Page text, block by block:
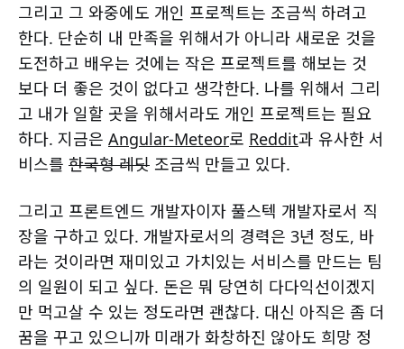
그리고 그 와중에도 개인 프로젝트는 조금씩 하려고
한다. 단순히 내 만족을 위해서가 아니라 새로운 것을
도전하고 배우는 것에는 작은 프로젝트를 해보는 것
보다 더 좋은 것이 없다고 생각한다. 나를 위해서 그리
고 내가 일할 곳을 위해서라도 개인 프로젝트는 필요
하다. 지금은 Angular-Meteor로 Reddit과 유사한 서
비스를 한국형 레딧 조금씩 만들고 있다.
그리고 프론트엔드 개발자이자 풀스텍 개발자로서 직
장을 구하고 있다. 개발자로서의 경력은 3년 정도, 바
라는 것이라면 재미있고 가치있는 서비스를 만드는 팀
의 일원이 되고 싶다. 돈은 뭐 당연히 다다익선이겠지
만 먹고살 수 있는 정도라면 괜찮다. 대신 아직은 좀 더
꿈을 꾸고 있으니까 미래가 화창하진 않아도 희망 정